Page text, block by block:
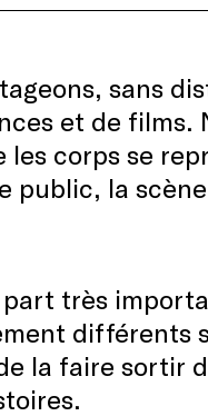
sans
et de films.
les corps se
public, la
très
différents
la faire sortir